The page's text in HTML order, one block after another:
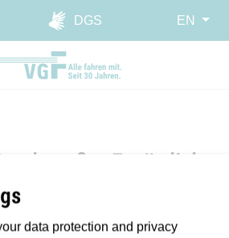
Skip to main navigation
Skip to main content
Report website barrier
DGS
EN
Zusätzliche
Montagmorgen in
data protection and privacy